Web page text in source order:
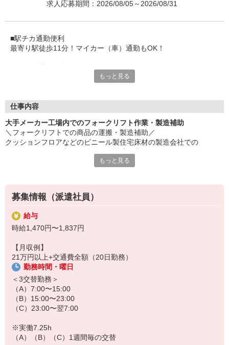
求人応募期間：2026/08/05～2026/08/31
■駅チカ通勤便利
最寄り駅徒歩11分！マイカー（車）通勤もOK！
資格を活かして働きたい方にピッタリ◎
ご自宅の近く（ご自宅・勤務地近くのコンビニ・カフェ等）で現
地面接も相談可能！
お電話にてお気軽にお問い合わせください♪
もっと見る
仕事内容
大手メーカー工場内でのフォークリフト作業・製造補助
＼フォークリフトでの商品の運搬・製造補助／
クッションフロアなどのビニール製住宅床材の製造会社での
・高時給でしっかり稼ぎたい方にピッタリ◎
・長期のお仕事なので、安心して働けます！
・キレイでおいしい食堂あり（1食400円程度で定食が食べられます
♪）
お仕事No.:HSKA1800042U50-5
もっと見る
募集情報（派遣社員）
給与
時給1,470円〜1,837円
【月収例】
21万円以上+交通費全額（20日勤務）
勤務時間・曜日
＜3交替勤務＞
（A）7:00〜15:00
（B）15:00〜23:00
（C）23:00〜翌7:00
※実働7.25h
（A）（B）（C）1週間毎の交替